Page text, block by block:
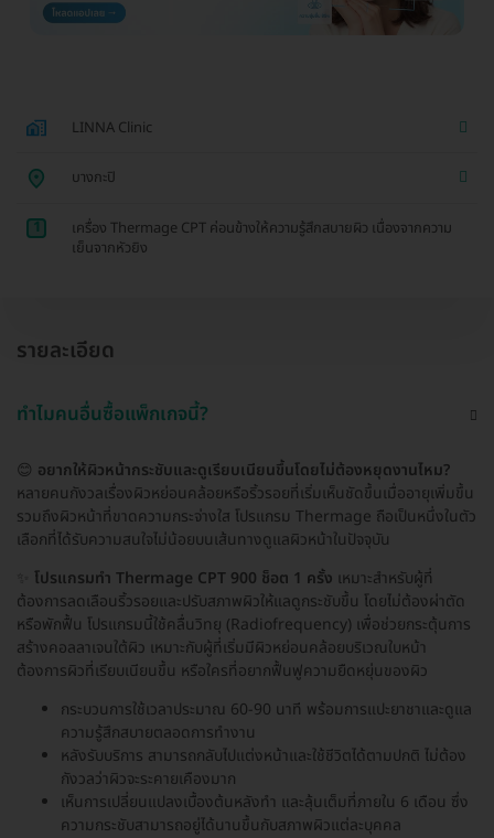
LINNA Clinic
บางกะปิ
1
เครื่อง Thermage CPT ค่อนข้างให้ความรู้สึกสบายผิว เนื่องจากความ
เย็นจากหัวยิง
รายละเอียด
ทำไมคนอื่นซื้อแพ็กเกจนี้?
😊 อยากให้ผิวหน้ากระชับและดูเรียบเนียนขึ้นโดยไม่ต้องหยุดงานไหม?
หลายคนกังวลเรื่องผิวหย่อนคล้อยหรือริ้วรอยที่เริ่มเห็นชัดขึ้นเมื่ออายุเพิ่มขึ้น
รวมถึงผิวหน้าที่ขาดความกระจ่างใส โปรแกรม Thermage ถือเป็นหนึ่งในตัว
เลือกที่ได้รับความสนใจไม่น้อยบนเส้นทางดูแลผิวหน้าในปัจจุบัน
โปรแกรมทำ Thermage CPT 900 ช็อต 1 ครั้ง เหมาะสำหรับผู้ที่
ต้องการลดเลือนริ้วรอยและปรับสภาพผิวให้แลดูกระชับขึ้น โดยไม่ต้องผ่าตัด
หรือพักฟื้น โปรแกรมนี้ใช้คลื่นวิทยุ (Radiofrequency) เพื่อช่วยกระตุ้นการ
สร้างคอลลาเจนใต้ผิว เหมาะกับผู้ที่เริ่มมีผิวหย่อนคล้อยบริเวณใบหน้า
ต้องการผิวที่เรียบเนียนขึ้น หรือใครที่อยากฟื้นฟูความยืดหยุ่นของผิว
กระบวนการใช้เวลาประมาณ 60-90 นาที พร้อมการแปะยาชาและดูแล
ความรู้สึกสบายตลอดการทำงาน
หลังรับบริการ สามารถกลับไปแต่งหน้าและใช้ชีวิตได้ตามปกติ ไม่ต้อง
กังวลว่าผิวจะระคายเคืองมาก
เห็นการเปลี่ยนแปลงเบื้องต้นหลังทำ และลุ้นเต็มที่ภายใน 6 เดือน ซึ่ง
ความกระชับสามารถอยู่ได้นานขึ้นกับสภาพผิวแต่ละบุคคล